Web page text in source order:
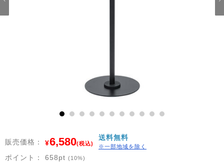
10
販売価格： ¥6,580(税込)
送料無料
※一部地域を除く
ポイント： 658pt (10%)